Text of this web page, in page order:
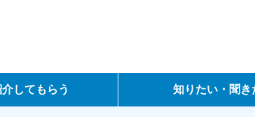
してもらう 知りたい・聞き